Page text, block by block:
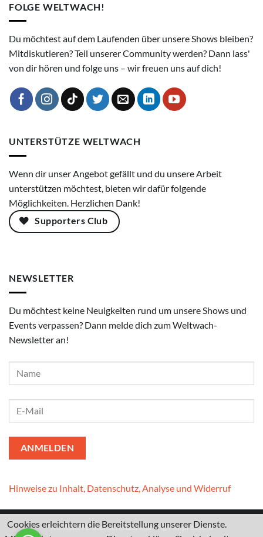
FOLGE WELTWACH!
Du möchtest auf dem Laufenden über unsere Shows bleiben?
Mitdiskutieren? Teil unserer Community werden? Dann lass'
von dir hören und folge uns – wir freuen uns auf dich!
UNTERSTÜTZE WELTWACH
Wenn dir unser Angebot gefällt und du unsere Arbeit
unterstützen möchtest, bieten wir dafür folgende
Möglichkeiten. Herzlichen Dank!
Supporters Club
NEWSLETTER
Du möchtest keine Neuigkeiten rund um unsere Shows und
Events verpassen? Dann melde dich zum Weltwach-
Newsletter an!
Hinweise zu Inhalt, Datenschutz, Analyse und Widerruf
KontaktI DatenschutzerklärungIImpressum
Cookies erleichtern die Bereitstellung unserer Dienste.